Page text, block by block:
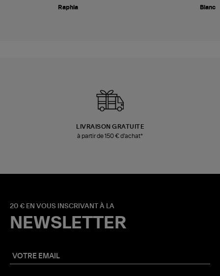
Raphia Blanc
LIVRAISON GRATUITE
à partir de 150 € d'achat*
20 € EN VOUS INSCRIVANT À LA
NEWSLETTER